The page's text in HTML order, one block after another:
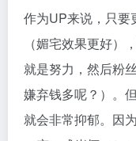
作为UP来说，只要
（媚宅效果更好）
就是努力，然后粉
嫌弃钱多呢？）。
就会非常抑郁。因